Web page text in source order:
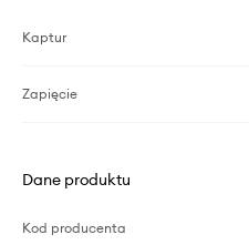
Kaptur
Zapięcie
Dane produktu
Kod producenta